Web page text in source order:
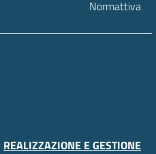
Normattiva
REALIZZAZIONE E GESTIONE